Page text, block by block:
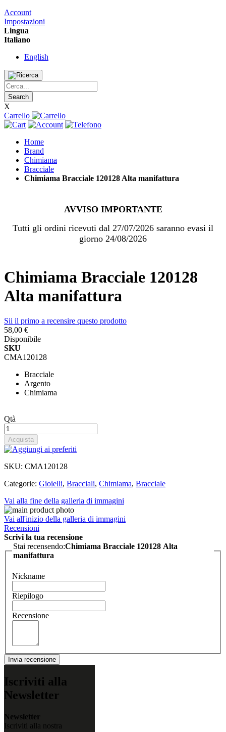
Account
Impostazioni
Lingua
Italiano
English
Search
X
Carrello
Home
Brand
Chimiama
Bracciale
Chimiama Bracciale 120128 Alta manifattura
AVVISO IMPORTANTE
Tutti gli ordini ricevuti dal 27/07/2026 saranno evasi il
giorno 24/08/2026
Chimiama Bracciale 120128
Alta manifattura
Sii il primo a recensire questo prodotto
58,00 €
Disponibile
SKU
CMA120128
Bracciale
Argento
Chimiama
Qtà
Acquista
SKU: CMA120128
Categorie: Gioielli, Bracciali, Chimiama, Bracciale
Vai alla fine della galleria di immagini
Vai all'inizio della galleria di immagini
Recensioni
Scrivi la tua recensione
Stai recensendo:Chimiama Bracciale 120128 Alta
manifattura
Nickname
Riepilogo
Recensione
Invia recensione
Iscriviti alla
Newsletter
Newsletter
Iscriviti alla nostra